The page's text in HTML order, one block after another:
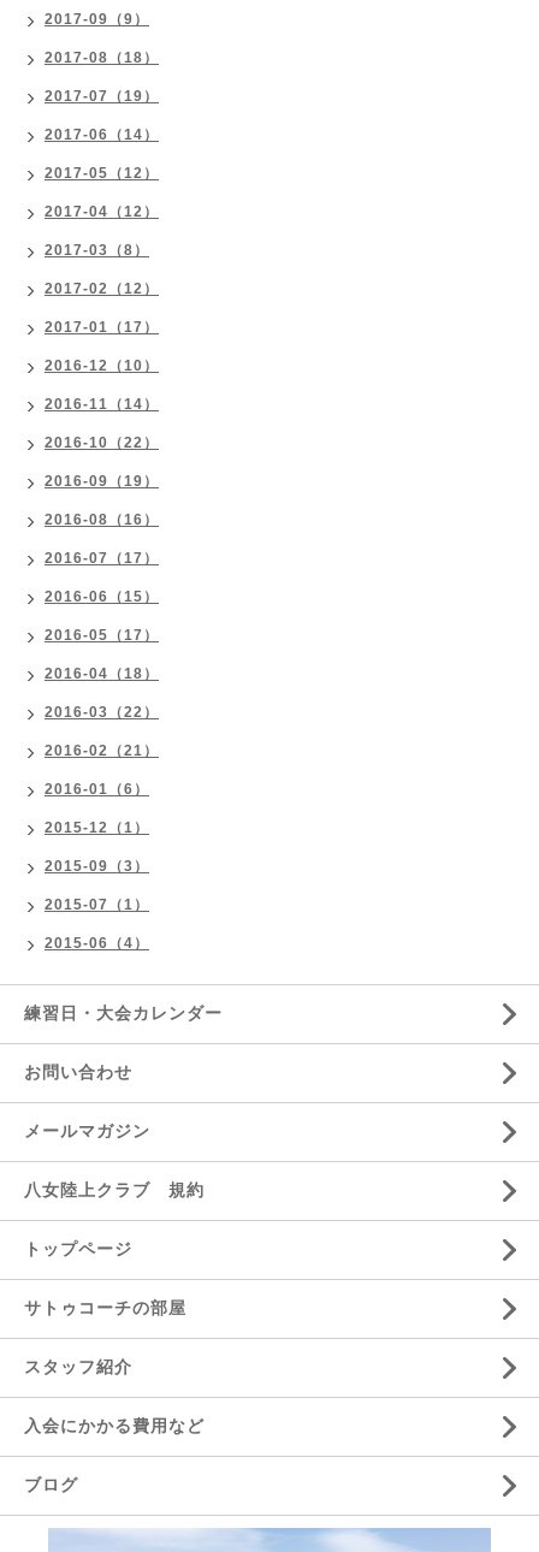
2017-09（9）
2017-08（18）
2017-07（19）
2017-06（14）
2017-05（12）
2017-04（12）
2017-03（8）
2017-02（12）
2017-01（17）
2016-12（10）
2016-11（14）
2016-10（22）
2016-09（19）
2016-08（16）
2016-07（17）
2016-06（15）
2016-05（17）
2016-04（18）
2016-03（22）
2016-02（21）
2016-01（6）
2015-12（1）
2015-09（3）
2015-07（1）
2015-06（4）
練習日・大会カレンダー
お問い合わせ
メールマガジン
八女陸上クラブ 規約
トップページ
サトゥコーチの部屋
スタッフ紹介
入会にかかる費用など
ブログ